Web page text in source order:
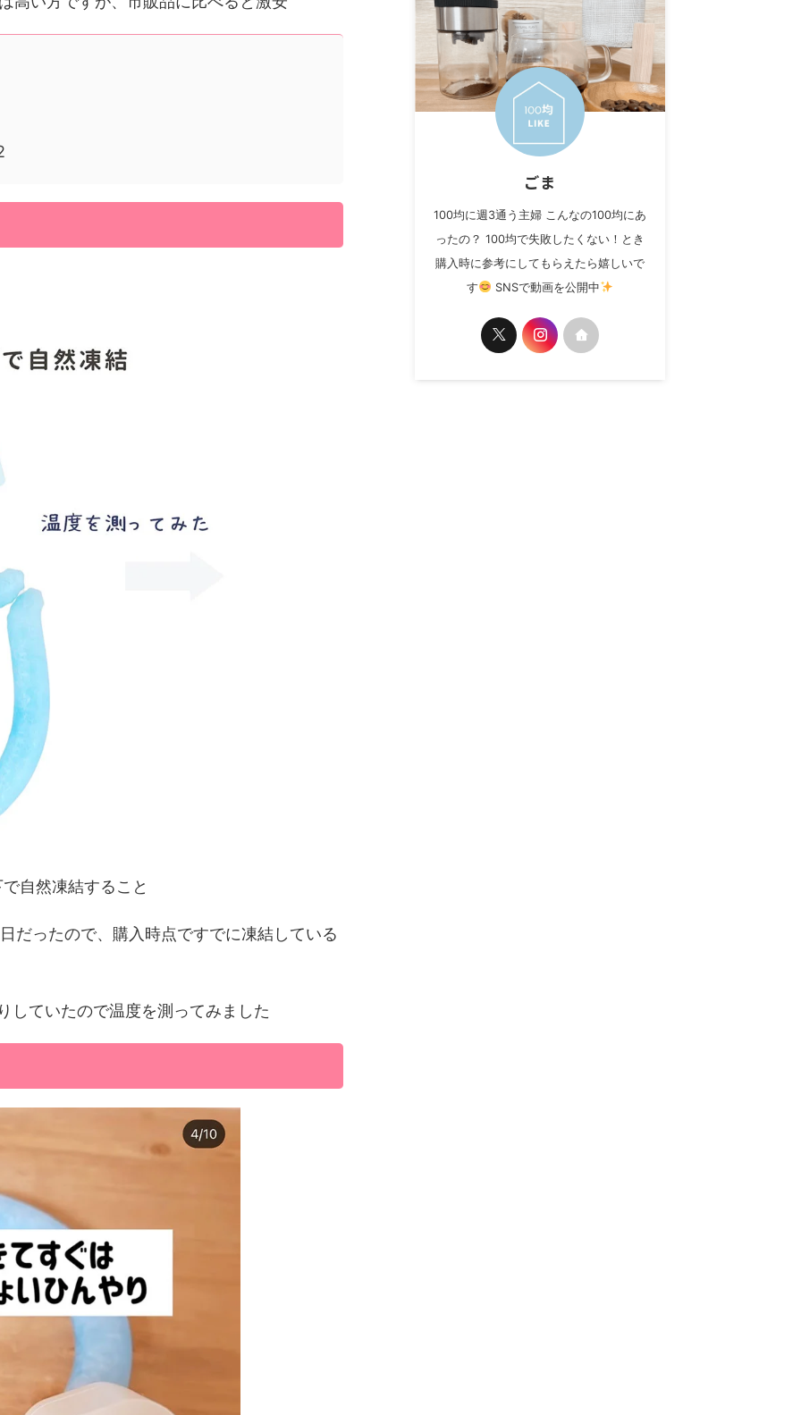
自然凍結すること
だったので、購入時点ですでに凍結している
していたので温度を測ってみました
ごま
100均に週3通う主婦 こんなの100均にあ
ったの？ 100均で失敗したくない！とき
購入時に参考にしてもらえたら嬉しいで
す
SNSで動画を公開中